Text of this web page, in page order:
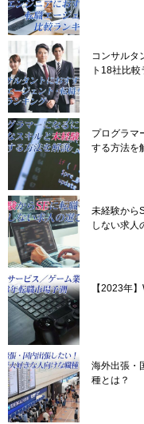
コンサルタ
ト18社比
プログラマ
する方法を
未経験から
しない求人
【2023年
海外出張・
種とは？